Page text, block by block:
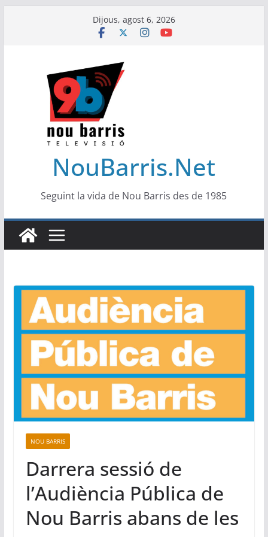
Dijous, agost 6, 2026
NouBarris.Net
Seguint la vida de Nou Barris des de 1985
NOU BARRIS
Darrera sessió de
l’Audiència Pública de
Nou Barris abans de les